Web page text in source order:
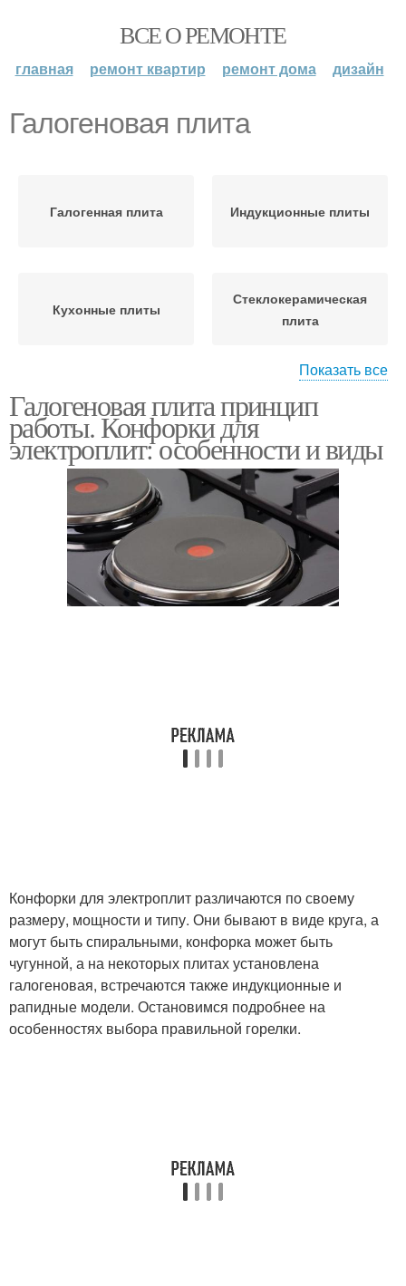
ВСЕ О РЕМОНТЕ
главная ремонт квартир ремонт дома дизайн
Галогеновая плита
Галогенная плита Индукционные плиты
Кухонные плиты
Стеклокерамическая
плита
Электрическая плита Электрические плиты
Показать все
Галогеновая плита принцип
работы. Конфорки для
электроплит: особенности и виды
Конфорки для электроплит различаются по своему
размеру, мощности и типу. Они бывают в виде круга, а
могут быть спиральными, конфорка может быть
чугунной, а на некоторых плитах установлена
галогеновая, встречаются также индукционные и
рапидные модели. Остановимся подробнее на
особенностях выбора правильной горелки.